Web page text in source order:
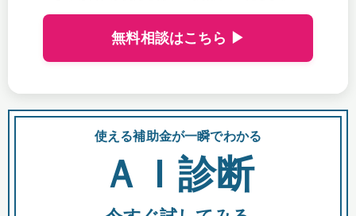
無料相談はこちら ▶
使える補助金が一瞬でわかる
ＡＩ診断